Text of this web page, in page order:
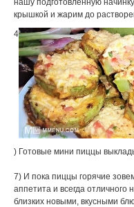
крышкой и жарим до
4
) Готовые мини пиццы
7) И пока пиццы горячие
аппетита и всегда отличного
близких новыми, вкусными